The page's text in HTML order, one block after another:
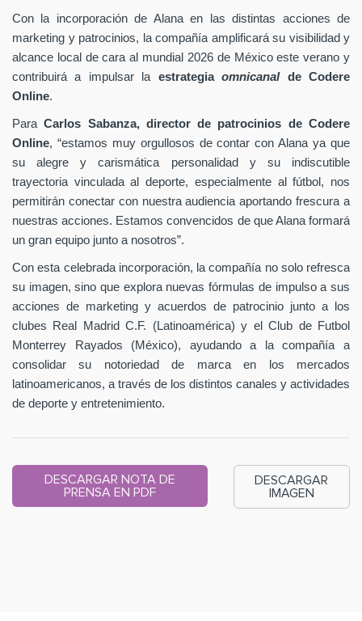
Con la incorporación de Alana en las distintas acciones de
marketing y patrocinios, la compañía amplificará su visibilidad y
alcance local de cara al mundial 2026 de México este verano y
contribuirá a impulsar la estrategiaomnicanal de Codere
Online.
ParaCarlos Sabanza, director de patrocinios de Codere
Online, “estamos muy orgullosos de contar con Alana ya que
su alegre y carismática personalidad y su indiscutible
trayectoria vinculada al deporte, especialmente al fútbol, nos
permitirán conectar con nuestra audiencia aportando frescura a
nuestras acciones. Estamos convencidos de que Alana formará
un gran equipo junto a nosotros”.
Con esta celebrada incorporación, la compañía no solo refresca
su imagen, sino que explora nuevas fórmulas de impulso a sus
acciones de marketing y acuerdos de patrocinio junto a los
clubes Real Madrid C.F. (Latinoamérica) y el Club de Futbol
Monterrey Rayados (México), ayudando a la compañía a
consolidar su notoriedad de marca en los mercados
latinoamericanos, a través de los distintos canales y actividades
de deporte y entretenimiento.
DESCARGAR NOTA DE
PRENSA EN PDF
DESCARGAR
IMAGEN